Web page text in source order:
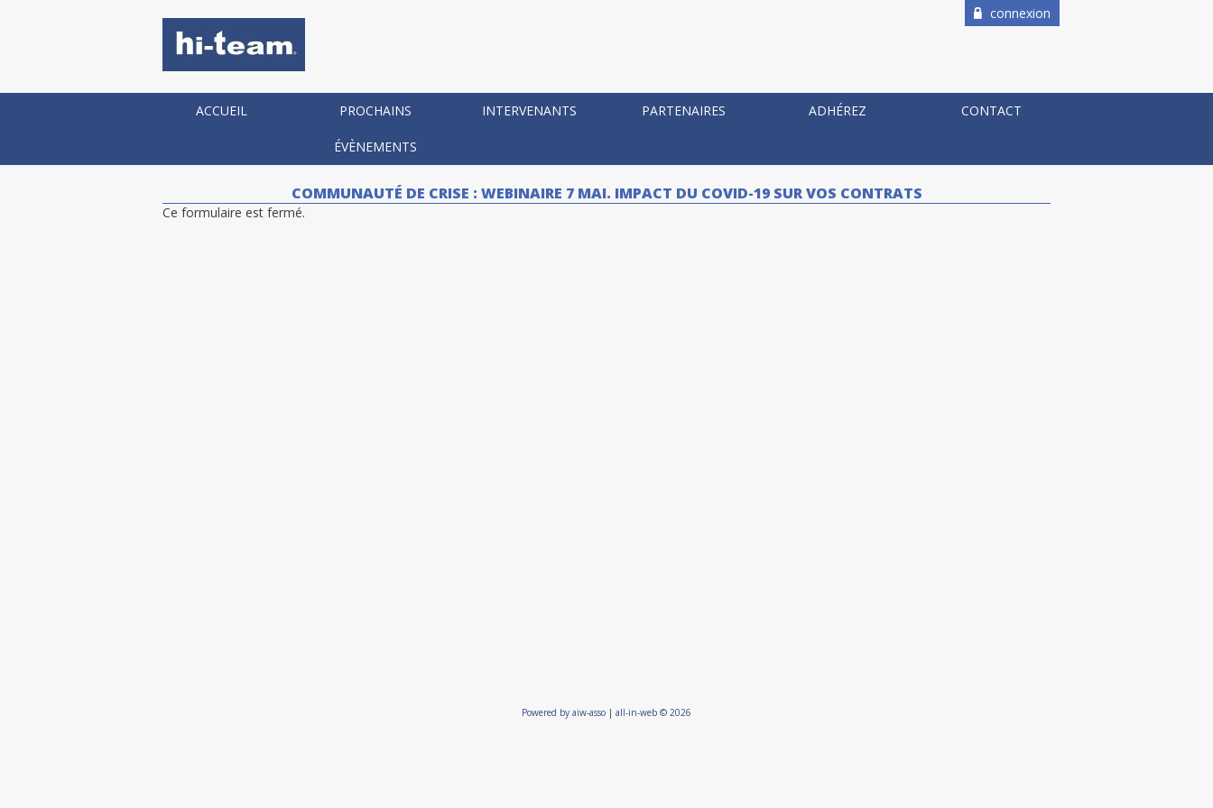
connexion
ACCUEIL PROCHAINS
ÉVÈNEMENTS
INTERVENANTS PARTENAIRES ADHÉREZ CONTACT
COMMUNAUTÉ DE CRISE : WEBINAIRE 7 MAI. IMPACT DU COVID-19 SUR VOS CONTRATS
Ce formulaire est fermé.
Powered by aiw-asso | all-in-web © 2026